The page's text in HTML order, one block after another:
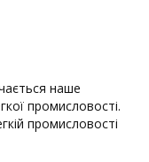
наше
промисловості.
промисловості